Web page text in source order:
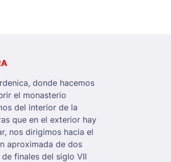
donde hacemos
el monasterio
del interior de la
que en el exterior hay
nos dirigimos hacia el
aproximada de dos
finales del siglo VII